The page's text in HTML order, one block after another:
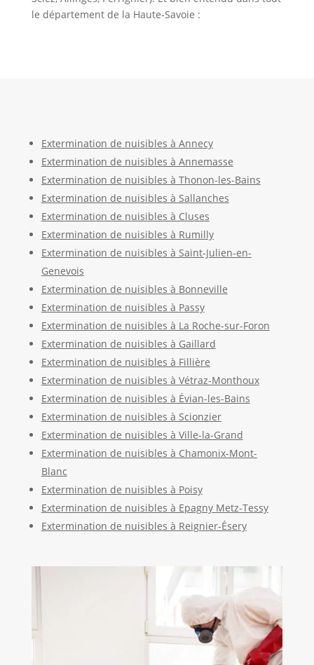
le département de la Haute-Savoie :
Extermination de nuisibles à Annecy
Extermination de nuisibles à Annemasse
Extermination de nuisibles à Thonon-les-Bains
Extermination de nuisibles à Sallanches
Extermination de nuisibles à Cluses
Extermination de nuisibles à Rumilly
Extermination de nuisibles à Saint-Julien-en-
Genevois
Extermination de nuisibles à Bonneville
Extermination de nuisibles à Passy
Extermination de nuisibles à La Roche-sur-Foron
Extermination de nuisibles à Gaillard
Extermination de nuisibles à Fillière
Extermination de nuisibles à Vétraz-Monthoux
Extermination de nuisibles à Évian-les-Bains
Extermination de nuisibles à Scionzier
Extermination de nuisibles à Ville-la-Grand
Extermination de nuisibles à Chamonix-Mont-
Blanc
Extermination de nuisibles à Poisy
Extermination de nuisibles à Epagny Metz-Tessy
Extermination de nuisibles à Reignier-Ésery